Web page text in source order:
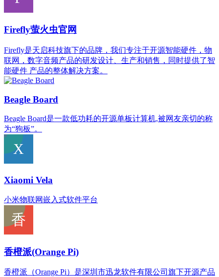
Firefly萤火虫官网
Firefly是天启科技旗下的品牌，我们专注于开源智能硬件，物
联网，数字音频产品的研发设计、生产和销售，同时提供了智
能硬件 产品的整体解决方案。
Beagle Board
Beagle Board是一款低功耗的开源单板计算机,被网友亲切的称
为“狗板”。
Xiaomi Vela
小米物联网嵌入式软件平台
香橙派(Orange Pi)
香橙派（Orange Pi）是深圳市迅龙软件有限公司旗下开源产品